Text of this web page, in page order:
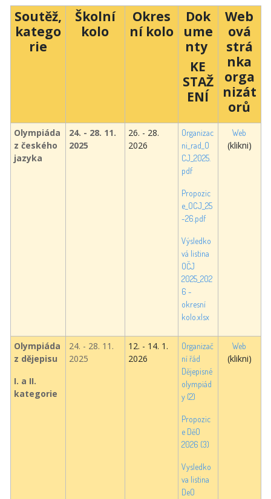
Soutěž,
katego
rie
Školní
kolo
Okres
ní kolo
Dok
ume
nty
KE
STAŽ
ENÍ
Web
ová
strá
nka
orga
nizát
orů
Olympiáda
z českého
jazyka
24. - 28. 11.
2025
26. - 28.
2026
Organizac
ni_rad_O
CJ_2025.
pdf
Propozic
e_OCJ_25
-26.pdf
Výsledko
vá listina
OČJ
2025_202
6 -
okresní
kolo.xlsx
Web
(klikni)
Olympiáda
z dějepisu
I. a II.
kategorie
24. - 28. 11.
2025
12. - 14. 1.
2026
Organizač
ní řád
Dějepisné
olympiád
y (2)
Propozic
e DěO
2026 (3)
Vysledko
va listina
DeO
Web
(klikni)